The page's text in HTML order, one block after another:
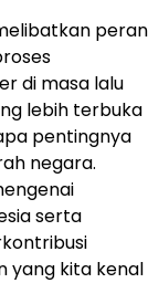
peran
di masa lalu
lebih terbuka
pentingnya
negara.
serta
yang kita kenal